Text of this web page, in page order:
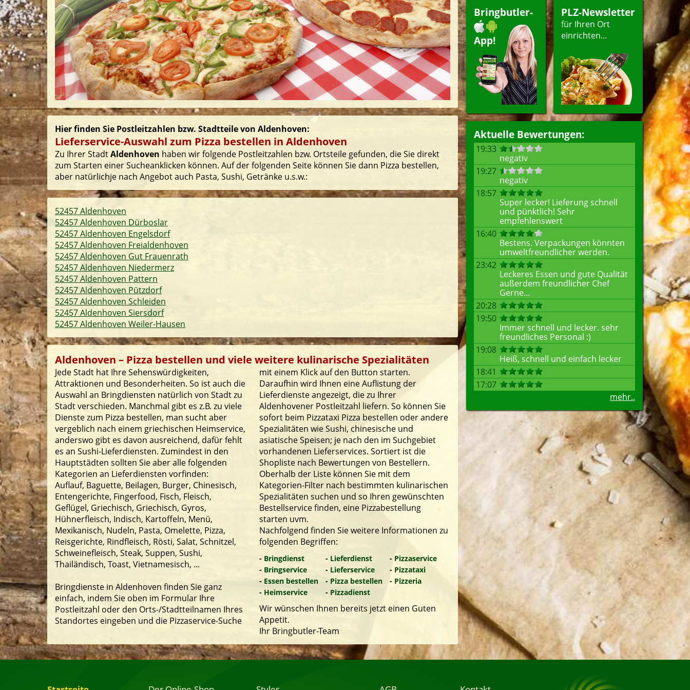
Bringbutler-
App!
PLZ-Newsletter
für Ihren Ort
einrichten...
Aktuelle Bewertungen:
19:33
negativ
19:27
negativ
18:57
Super lecker! Lieferung schnell
und pünktlich! Sehr
empfehlenswert
16:40
Bestens. Verpackungen könnten
umweltfreundlicher werden.
23:42
Leckeres Essen und gute Qualität
außerdem freundlicher Chef
Gerne...
20:28
19:50
Immer schnell und lecker. sehr
freundliches Personal :)
19:08
Heiß, schnell und einfach lecker
18:41
17:07
mehr..
Hier finden Sie Postleitzahlen bzw. Stadtteile von Aldenhoven:
Lieferservice-Auswahl zum Pizza bestellen in Aldenhoven
Zu Ihrer StadtAldenhoven haben wir folgende Postleitzahlen bzw. Ortsteile gefunden, die Sie direkt
zum Starten einer Sucheanklicken können. Auf der folgenden Seite können Sie dann Pizza bestellen,
aber natürlichje nach Angebot auch Pasta, Sushi, Getränke u.s.w.:
52457 Aldenhoven
52457 Aldenhoven Dürboslar
52457 Aldenhoven Engelsdorf
52457 Aldenhoven Freialdenhoven
52457 Aldenhoven Gut Frauenrath
52457 Aldenhoven Niedermerz
52457 Aldenhoven Pattern
52457 Aldenhoven Pützdorf
52457 Aldenhoven Schleiden
52457 Aldenhoven Siersdorf
52457 Aldenhoven Weiler-Hausen
Aldenhoven – Pizza bestellen und viele weitere kulinarische Spezialitäten
Jede Stadt hat Ihre Sehenswürdigkeiten,
Attraktionen und Besonderheiten. So ist auch die
Auswahl an Bringdiensten natürlich von Stadt zu
Stadt verschieden. Manchmal gibt es z.B. zu viele
Dienste zum Pizza bestellen, man sucht aber
vergeblich nach einem griechischen Heimservice,
anderswo gibt es davon ausreichend, dafür fehlt
es an Sushi-Lieferdiensten. Zumindest in den
Hauptstädten sollten Sie aber alle folgenden
Kategorien an Lieferdiensten vorfinden:
Auflauf, Baguette, Beilagen, Burger, Chinesisch,
Entengerichte, Fingerfood, Fisch, Fleisch,
Geflügel, Griechisch, Griechisch, Gyros,
Hühnerfleisch, Indisch, Kartoffeln, Menü,
Mexikanisch, Nudeln, Pasta, Omelette, Pizza,
Reisgerichte, Rindfleisch, Rösti, Salat, Schnitzel,
Schweinefleisch, Steak, Suppen, Sushi,
Thailändisch, Toast, Vietnamesisch, ...
Bringdienste in Aldenhoven finden Sie ganz
einfach, indem Sie oben im Formular Ihre
Postleitzahl oder den Orts-/Stadtteilnamen Ihres
Standortes eingeben und die Pizzaservice-Suche
mit einem Klick auf den Button starten.
Daraufhin wird Ihnen eine Auflistung der
Lieferdienste angezeigt, die zu Ihrer
Aldenhovener Postleitzahl liefern. So können Sie
sofort beim Pizzataxi Pizza bestellen oder andere
Spezialitäten wie Sushi, chinesische und
asiatische Speisen; je nach den im Suchgebiet
vorhandenen Lieferservices. Sortiert ist die
Shopliste nach Bewertungen von Bestellern.
Oberhalb der Liste können Sie mit dem
Kategorien-Filter nach bestimmten kulinarischen
Spezialitäten suchen und so Ihren gewünschten
Bestellservice finden, eine Pizzabestellung
starten uvm.
Nachfolgend finden Sie weitere Informationen zu
folgenden Begriffen:
- Bringdienst
- Bringservice
- Essen bestellen
- Heimservice
- Lieferdienst
- Lieferservice
- Pizza bestellen
- Pizzadienst
- Pizzaservice
- Pizzataxi
- Pizzeria
Wir wünschen Ihnen bereits jetzt einen Guten
Appetit.
Ihr Bringbutler-Team